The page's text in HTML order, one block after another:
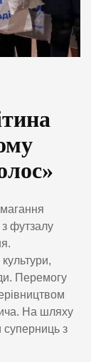
футзалу
Перемогу
На шляху
суперниць з